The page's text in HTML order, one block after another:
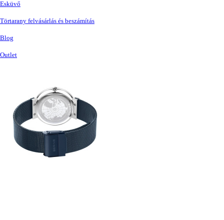
Esküvő
Törtarany felvásárlás és beszámítás
Blog
Outlet